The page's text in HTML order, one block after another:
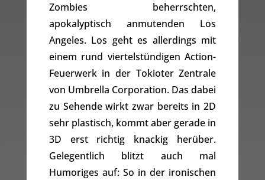
Zombies beherrschten,
apokalyptisch anmutenden Los
Angeles. Los geht es allerdings mit
einem rund viertelstündigen Action-
Feuerwerk in der Tokioter Zentrale
von Umbrella Corporation. Das dabei
zu Sehende wirkt zwar bereits in 2D
sehr plastisch, kommt aber gerade in
3D erst richtig knackig herüber.
Gelegentlich blitzt auch mal
Humoriges auf: So in der ironischen